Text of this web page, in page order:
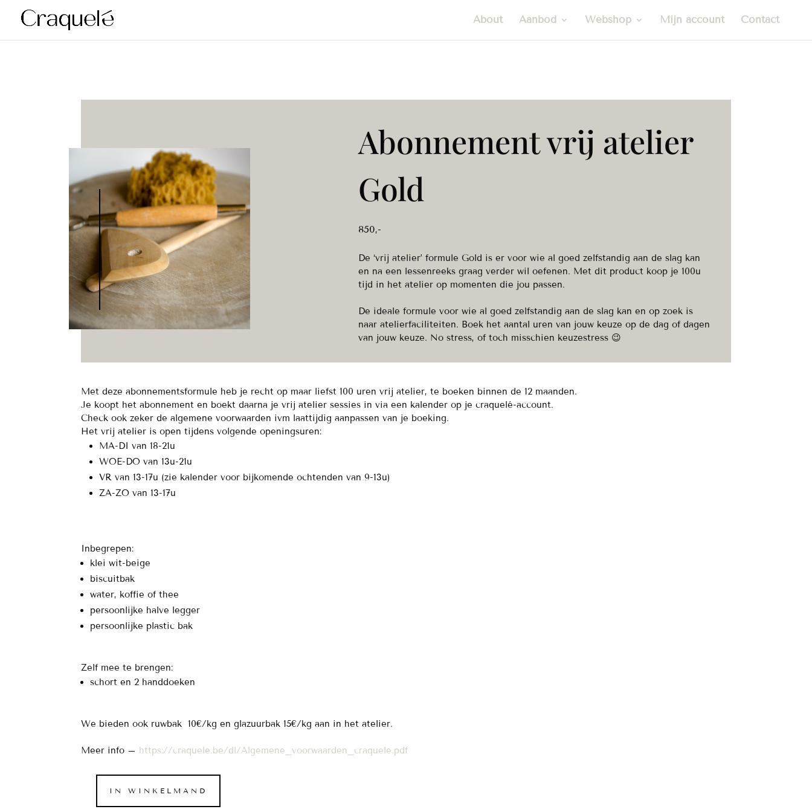
About Aanbod Webshop Mijn account Contact
Abonnement vrij atelier
Gold
850,-
De ‘vrij atelier’ formule Gold is er voor wie al goed zelfstandig aan de slag kan
en na een lessenreeks graag verder wil oefenen. Met dit product koop je 100u
tijd in het atelier op momenten die jou passen.
De ideale formule voor wie al goed zelfstandig aan de slag kan en op zoek is
naar atelierfaciliteiten. Boek het aantal uren van jouw keuze op de dag of dagen
van jouw keuze. No stress, of toch misschien keuzestress 😉
Met deze abonnementsformule heb je recht op maar liefst 100 uren vrij atelier, te boeken binnen de 12 maanden.
Je koopt het abonnement en boekt daarna je vrij atelier sessies in via een kalender op je craquelé-account.
Check ook zeker de algemene voorwaarden ivm laattijdig aanpassen van je boeking.
Het vrij atelier is open tijdens volgende openingsuren:
MA-DI van 18-21u
WOE-DO van 13u-21u
VR van 13-17u (zie kalender voor bijkomende ochtenden van 9-13u)
ZA-ZO van 13-17u
Inbegrepen:
klei wit-beige
biscuitbak
water, koffie of thee
persoonlijke halve legger
persoonlijke plastic bak
Zelf mee te brengen:
schort en 2 handdoeken
We bieden ook ruwbak 10€/kg en glazuurbak 15€/kg aan in het atelier.
Meer info – https://craquele.be/dl/Algemene_voorwaarden_craquele.pdf
IN WINKELMAND